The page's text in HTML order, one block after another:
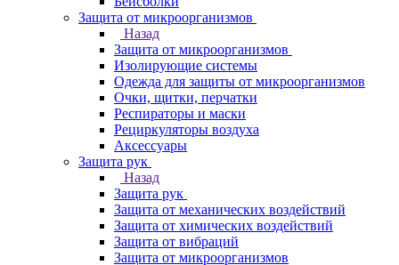
Защита от микроорганизмов
Назад
Защита от микроорганизмов
Изолирующие системы
Одежда для защиты от микроорганизмов
Очки, щитки, перчатки
Респираторы и маски
Рециркуляторы воздуха
Аксессуары
Защита рук
Назад
Защита рук
Защита от механических воздействий
Защита от химических воздействий
Защита от вибраций
Защита от микроорганизмов